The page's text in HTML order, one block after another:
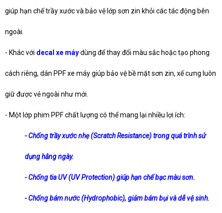
giúp hạn chế trầy xước và bảo vệ lớp sơn zin khỏi các tác động bên
ngoài.
- Khác với decal xe máydùng để thay đổi màu sắc hoặc tạo phong
cách riêng, dán PPF xe máy giúp bảo vệ bề mặt sơn zin, xế cưng luôn
giữ được vẻ ngoài như mới.
- Một lớp phim PPF chất lượng có thể mang lại nhiều lợi ích:
- Chống trầy xước nhẹ (Scratch Resistance) trong quá trình sử
dụng hằng ngày.
- Chống tia UV (UV Protection) giúp hạn chế bạc màu sơn.
- Chống bám nước (Hydrophobic), giảm bám bụi và dễ vệ sinh.